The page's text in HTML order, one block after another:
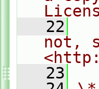
   22
not,
   23